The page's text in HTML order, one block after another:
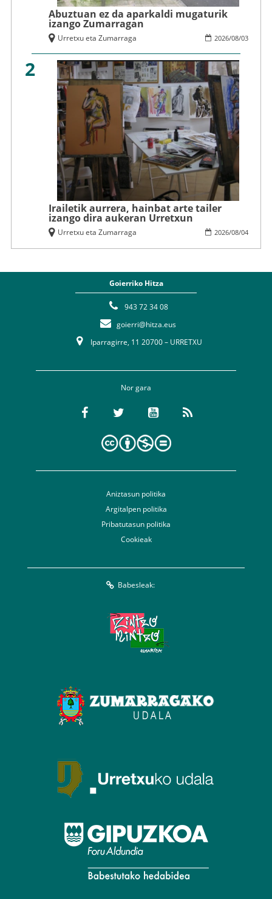
Abuztuan ez da aparkaldi mugaturik
izango Zumarragan
2026/08/03
Urretxu eta Zumarraga
2
Irailetik aurrera, hainbat arte tailer
izango dira aukeran Urretxun
2026/08/04
Urretxu eta Zumarraga
Goierriko Hitza
943 72 34 08
goierri@hitza.eus
Iparragirre, 11 20700 – URRETXU
Nor gara
Aniztasun politika
Argitalpen politika
Pribatutasun politika
Cookieak
Babesleak: